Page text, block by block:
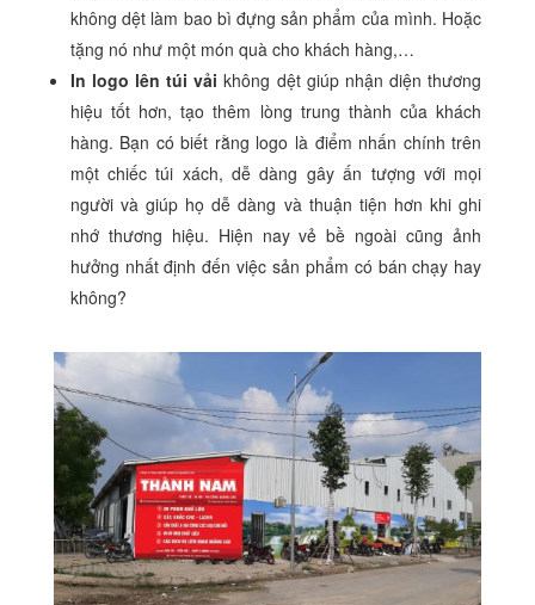
không dệt làm bao bì đựng sản phẩm của mình. Hoặc
tặng nó như một món quà cho khách hàng,…
In logo lên túi vải không dệt giúp nhận diện thương
hiệu tốt hơn, tạo thêm lòng trung thành của khách
hàng. Bạn có biết rằng logo là điểm nhấn chính trên
một chiếc túi xách, dễ dàng gây ấn tượng với mọi
người và giúp họ dễ dàng và thuận tiện hơn khi ghi
nhớ thương hiệu. Hiện nay vẻ bề ngoài cũng ảnh
hưởng nhất định đến việc sản phẩm có bán chạy hay
không?